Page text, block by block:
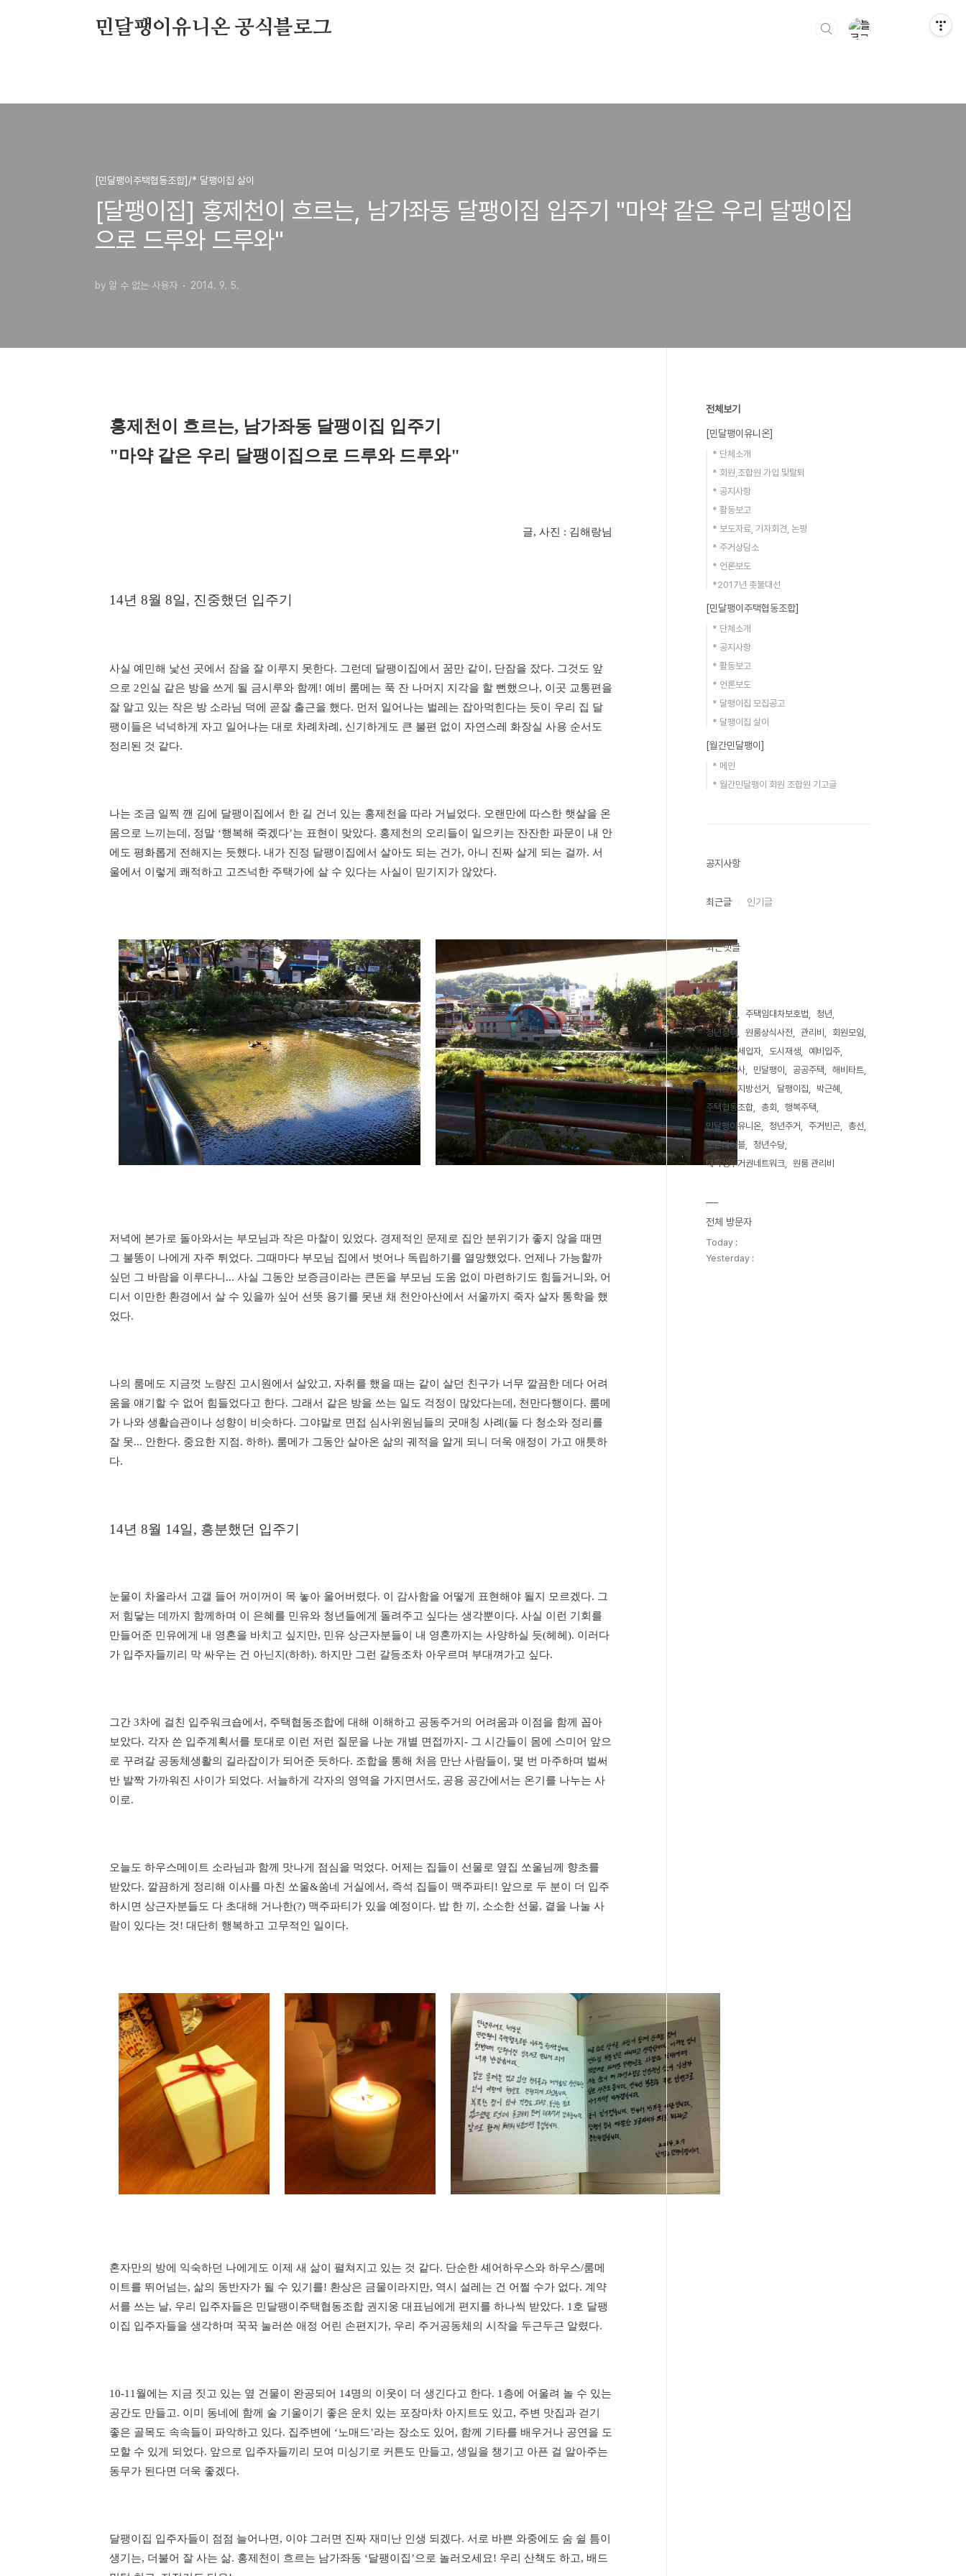
민달팽이유니온 공식블로그
[민달팽이주택협동조합]/* 달팽이집 살이
[달팽이집] 홍제천이 흐르는, 남가좌동 달팽이집 입주기 "마약 같은 우리 달팽이집
으로 드루와 드루와"
by 알 수 없는 사용자 2014. 9. 5.
홍제천이 흐르는, 남가좌동 달팽이집 입주기
"마약 같은 우리 달팽이집으로 드루와 드루와"
글, 사진 : 김해랑님
14년 8월 8일, 진중했던 입주기
사실 예민해 낯선 곳에서 잠을 잘 이루지 못한다. 그런데 달팽이집에서 꿈만 같이, 단잠을 잤다. 그것도 앞
으로 2인실 같은 방을 쓰게 될 금시루와 함께! 예비 룸메는 푹 잔 나머지 지각을 할 뻔했으나, 이곳 교통편을
잘 알고 있는 작은 방 소라님 덕에 곧잘 출근을 했다. 먼저 일어나는 벌레는 잡아먹힌다는 듯이 우리 집 달
팽이들은 넉넉하게 자고 일어나는 대로 차례차례, 신기하게도 큰 불편 없이 자연스레 화장실 사용 순서도
정리된 것 같다.
나는 조금 일찍 깬 김에 달팽이집에서 한 길 건너 있는 홍제천을 따라 거닐었다. 오랜만에 따스한 햇살을 온
몸으로 느끼는데, 정말 ‘행복해 죽겠다’는 표현이 맞았다. 홍제천의 오리들이 일으키는 잔잔한 파문이 내 안
에도 평화롭게 전해지는 듯했다. 내가 진정 달팽이집에서 살아도 되는 건가, 아니 진짜 살게 되는 걸까. 서
울에서 이렇게 쾌적하고 고즈넉한 주택가에 살 수 있다는 사실이 믿기지가 않았다.
저녁에 본가로 돌아와서는 부모님과 작은 마찰이 있었다. 경제적인 문제로 집안 분위기가 좋지 않을 때면
그 불똥이 나에게 자주 튀었다. 그때마다 부모님 집에서 벗어나 독립하기를 열망했었다. 언제나 가능할까
싶던 그 바람을 이루다니... 사실 그동안 보증금이라는 큰돈을 부모님 도움 없이 마련하기도 힘들거니와, 어
디서 이만한 환경에서 살 수 있을까 싶어 선뜻 용기를 못낸 채 천안아산에서 서울까지 죽자 살자 통학을 했
었다.
나의 룸메도 지금껏 노량진 고시원에서 살았고, 자취를 했을 때는 같이 살던 친구가 너무 깔끔한 데다 어려
움을 얘기할 수 없어 힘들었다고 한다. 그래서 같은 방을 쓰는 일도 걱정이 많았다는데, 천만다행이다. 룸메
가 나와 생활습관이나 성향이 비슷하다. 그야말로 면접 심사위원님들의 굿매칭 사례(둘 다 청소와 정리를
잘 못... 안한다. 중요한 지점. 하하). 룸메가 그동안 살아온 삶의 궤적을 알게 되니 더욱 애정이 가고 애틋하
다.
14년 8월 14일, 흥분했던 입주기
눈물이 차올라서 고갤 들어 꺼이꺼이 목 놓아 울어버렸다. 이 감사함을 어떻게 표현해야 될지 모르겠다. 그
저 힘닿는 데까지 함께하며 이 은혜를 민유와 청년들에게 돌려주고 싶다는 생각뿐이다. 사실 이런 기회를
만들어준 민유에게 내 영혼을 바치고 싶지만, 민유 상근자분들이 내 영혼까지는 사양하실 듯(헤헤). 이러다
가 입주자들끼리 막 싸우는 건 아닌지(하하). 하지만 그런 갈등조차 아우르며 부대껴가고 싶다.
그간 3차에 걸친 입주워크숍에서, 주택협동조합에 대해 이해하고 공동주거의 어려움과 이점을 함께 꼽아
보았다. 각자 쓴 입주계획서를 토대로 이런 저런 질문을 나눈 개별 면접까지- 그 시간들이 몸에 스미어 앞으
로 꾸려갈 공동체생활의 길라잡이가 되어준 듯하다. 조합을 통해 처음 만난 사람들이, 몇 번 마주하며 벌써
반 발짝 가까워진 사이가 되었다. 서늘하게 각자의 영역을 가지면서도, 공용 공간에서는 온기를 나누는 사
이로.
오늘도 하우스메이트 소라님과 함께 맛나게 점심을 먹었다. 어제는 집들이 선물로 옆집 쏘울님께 향초를
받았다. 깔끔하게 정리해 이사를 마친 쏘울&쑴네 거실에서, 즉석 집들이 맥주파티! 앞으로 두 분이 더 입주
하시면 상근자분들도 다 초대해 거나한(?) 맥주파티가 있을 예정이다. 밥 한 끼, 소소한 선물, 곁을 나눌 사
람이 있다는 것! 대단히 행복하고 고무적인 일이다.
혼자만의 방에 익숙하던 나에게도 이제 새 삶이 펼쳐지고 있는 것 같다. 단순한 셰어하우스와 하우스/룸메
이트를 뛰어넘는, 삶의 동반자가 될 수 있기를! 환상은 금물이라지만, 역시 설레는 건 어쩔 수가 없다. 계약
서를 쓰는 날, 우리 입주자들은 민달팽이주택협동조합 권지웅 대표님에게 편지를 하나씩 받았다. 1호 달팽
이집 입주자들을 생각하며 꾹꾹 눌러쓴 애정 어린 손편지가, 우리 주거공동체의 시작을 두근두근 알렸다.
10-11월에는 지금 짓고 있는 옆 건물이 완공되어 14명의 이웃이 더 생긴다고 한다. 1층에 어울려 놀 수 있는
공간도 만들고. 이미 동네에 함께 술 기울이기 좋은 운치 있는 포장마차 아지트도 있고, 주변 맛집과 걷기
좋은 골목도 속속들이 파악하고 있다. 집주변에 ‘노매드’라는 장소도 있어, 함께 기타를 배우거나 공연을 도
모할 수 있게 되었다. 앞으로 입주자들끼리 모여 미싱기로 커튼도 만들고, 생일을 챙기고 아픈 걸 알아주는
동무가 된다면 더욱 좋겠다.
달팽이집 입주자들이 점점 늘어나면, 이야 그러면 진짜 재미난 인생 되겠다. 서로 바쁜 와중에도 숨 쉴 틈이
생기는, 더불어 잘 사는 삶. 홍제천이 흐르는 남가좌동 ‘달팽이집’으로 놀러오세요! 우리 산책도 하고, 배드
전체보기
[민달팽이유니온]
* 단체소개
* 회원,조합원 가입 및탈퇴
* 공지사항
* 활동보고
* 보도자료, 기자회견, 논평
* 주거상담소
* 언론보도
*2017년 촛불대선
[민달팽이주택협동조합]
* 단체소개
* 공지사항
* 활동보고
* 언론보도
* 달팽이집 모집공고
* 달팽이집 살이
[월간민달팽이]
* 메인
* 월간민달팽이 회원 조합원 기고글
공지사항
최근글 인기글
최근댓글
태그
주거상담 주택임대차보호법
청년
청년정책
원룸상식사전 관리비
회원모임
세월호
세입자 도시재생
예비입주
주거상담사
민달팽이 공공주택
해비타트
주거권
지방선거 달팽이집
박근혜
주택협동조합
총회
행복주택
민달팽이유니온
청년주거 주거빈곤
총선
오픈테이블
청년수당
대학생주거권네트워크
원룸 관리비
전체 방문자
Today :
Yesterday :